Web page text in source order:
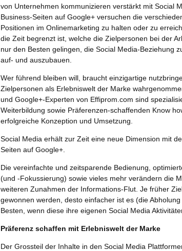
von Unternehmen kommunizieren verstärkt mit Social
Business-Seiten auf Google+ versuchen die
Positionen im Onlinemarketing zu halten oder zu
die Zeit begrenzt ist, welche die Zielpersonen bei der
nur den Besten gelingen, die Social Media-Beziehung
auf- und auszubauen.
Wer führend bleiben will, braucht einzigartige
Zielpersonen als Erlebniswelt der Marke
und Google+-Experten von Effiprom.com sind
Weiterbildung sowie Präferenzen-schaffenden Know
erfolgreiche Konzeption und Umsetzung.
Social Media erhält zur Zeit eine neue Dimension mit
Seiten auf Google+.
Die vereinfachte und zeitsparende Bedienung,
(und -Fokussierung) sowie vieles mehr verändern die
weiteren Zunahmen der Informations-Flut. Je früher
gewonnen werden, desto einfacher ist es (die
Besten, wenn diese ihre eigenen Social Media
Präferenz schaffen mit Erlebniswelt der Marke
Der Grossteil der Inhalte in den Social Media